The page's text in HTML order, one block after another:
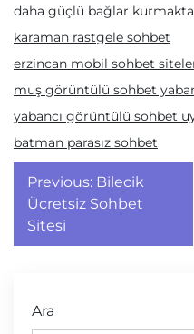
daha güçlü bağlar
karaman rastgele sohbet
erzincan mobil sohbet
muş görüntülü sohbet
yabancı görüntülü sohbet
batman parasız sohbet
Yazı
gezinmesi
Previous: Bilecik
Ücretsiz Sohbet
Sitesi
Ara